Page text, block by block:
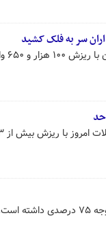
سر به فلک کشید
هزار واحدی به کار خود پایان داد.